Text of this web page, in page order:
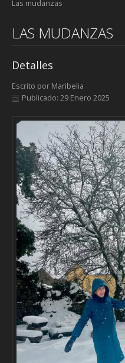
Las mudanzas
LAS MUDANZAS
Detalles
Escrito por Maribelia
Publicado: 29 Enero 2025